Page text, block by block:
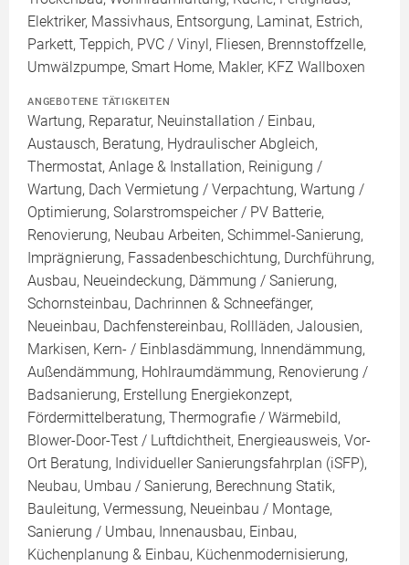
Elektriker, Massivhaus, Entsorgung, Laminat, Estrich,
Parkett, Teppich, PVC / Vinyl, Fliesen, Brennstoffzelle,
Umwälzpumpe, Smart Home, Makler, KFZ Wallboxen
ANGEBOTENE TÄTIGKEITEN
Wartung, Reparatur, Neuinstallation / Einbau,
Austausch, Beratung, Hydraulischer Abgleich,
Thermostat, Anlage & Installation, Reinigung /
Wartung, Dach Vermietung / Verpachtung, Wartung /
Optimierung, Solarstromspeicher / PV Batterie,
Renovierung, Neubau Arbeiten, Schimmel-Sanierung,
Imprägnierung, Fassadenbeschichtung, Durchführung,
Ausbau, Neueindeckung, Dämmung / Sanierung,
Schornsteinbau, Dachrinnen & Schneefänger,
Neueinbau, Dachfenstereinbau, Rollläden, Jalousien,
Markisen, Kern- / Einblasdämmung, Innendämmung,
Außendämmung, Hohlraumdämmung, Renovierung /
Badsanierung, Erstellung Energiekonzept,
Fördermittelberatung, Thermografie / Wärmebild,
Blower-Door-Test / Luftdichtheit, Energieausweis, Vor-
Ort Beratung, Individueller Sanierungsfahrplan (iSFP),
Neubau, Umbau / Sanierung, Berechnung Statik,
Bauleitung, Vermessung, Neueinbau / Montage,
Sanierung / Umbau, Innenausbau, Einbau,
Küchenplanung & Einbau, Küchenmodernisierung,